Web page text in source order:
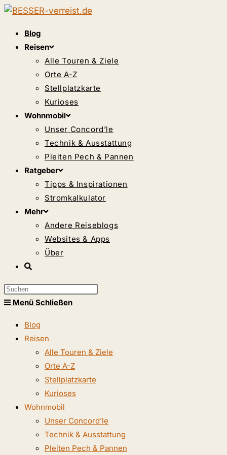
Zum
springen
Blog
Reisen
Alle Touren & Ziele
Orte A-Z
Stellplatzkarte
Kurioses
Wohnmobil
Unser Concord’le
Technik & Ausstattung
Pleiten Pech & Pannen
Ratgeber
Tipps & Inspirationen
Stromkalkulator
Mehr
Andere Reiseblogs
Websites & Apps
Über
Website-
umschalten
Press
search
Menü Schließen
Blog
Reisen
Alle Touren & Ziele
Orte A-Z
Stellplatzkarte
Kurioses
Wohnmobil
Unser Concord’le
Technik & Ausstattung
Pleiten Pech & Pannen